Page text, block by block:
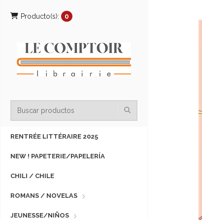
Producto(s): 0
RENTRÉE LITTÉRAIRE 2025
NEW ! PAPETERIE/PAPELERÍA
CHILI / CHILE
ROMANS / NOVELAS
JEUNESSE/NIÑOS